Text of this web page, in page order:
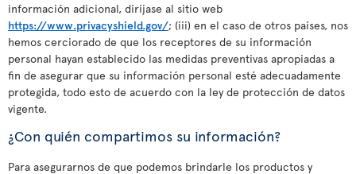
información adicional, diríjase al sitio web
https://www.privacyshield.gov/; (iii) en el caso de otros países, nos
hemos cerciorado de que los receptores de su información
personal hayan establecido las medidas preventivas apropiadas a
fin de asegurar que su información personal esté adecuadamente
protegida, todo esto de acuerdo con la ley de protección de datos
vigente.
¿Con quién compartimos su información?
Para asegurarnos de que podemos brindarle los productos y